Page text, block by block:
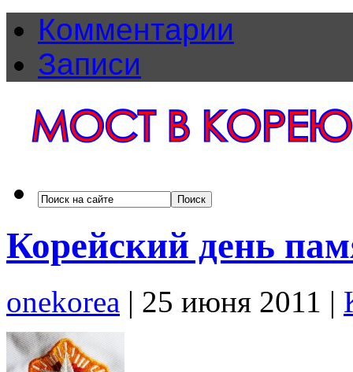
Комментарии
Записи
Корейский день
onekorea | 25 июня 2011 |